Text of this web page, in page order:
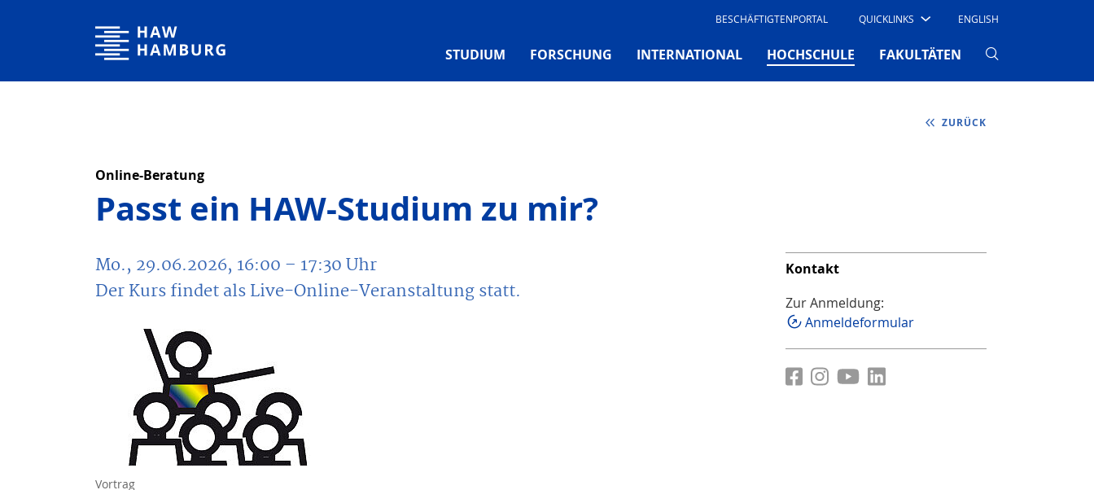
Hochschule für Angewandte Wissenschaften Hamburg BESCHÄFTIGTENPORTAL QUICKLINKS ENGLISH
STUDIUM FORSCHUNG INTERNATIONAL HOCHSCHULE (CURRENT)
FAKULTÄTEN
ZURÜCK
Online-Beratung
Passt ein HAW-Studium zu mir?
Mo., 29.06.2026, 16:00 – 17:30Uhr
Der Kurs findet als Live-Online-Veranstaltung statt.
Vortrag
Kontakt
Zur Anmeldung:
Anmeldeformular